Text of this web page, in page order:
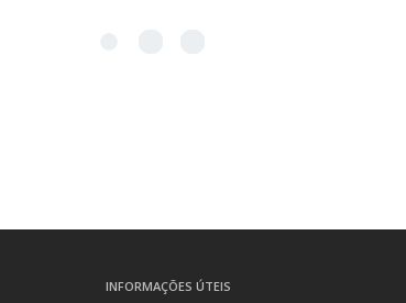
INFORMAÇÕES ÚTEIS